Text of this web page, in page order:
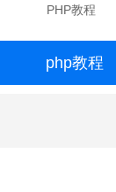
PHP教程
php教程